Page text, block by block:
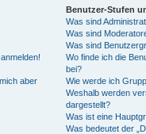
aber
Benutzer-Stufen
Was sind
Was sind
Was sind
Wo finde ich die
bei?
Wie werde ich
Weshalb werden
dargestellt?
Was ist eine
Was bedeutet der